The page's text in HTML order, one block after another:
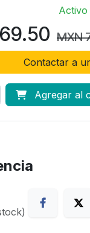
Activo
MXN
Contactar a
Agregar al